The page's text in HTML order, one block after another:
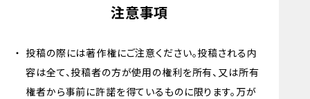
注意事項
投稿の際には著作権にご注意ください。投稿される内
容は全て、投稿者の方が使用の権利を所有、又は所有
権者から事前に許諾を得ているものに限ります。万が